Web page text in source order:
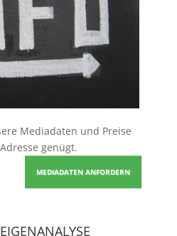
Mediadaten und Preise
genügt.
MEDIADATEN ANFORDERN